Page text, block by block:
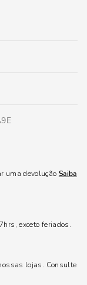
uma devolução Saiba
exceto feriados.
lojas. Consulte